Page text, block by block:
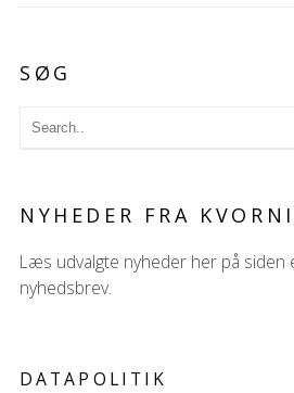
SØG
NYHEDER FRA
Læs udvalgte nyheder her på siden
nyhedsbrev.
DATAPOLITIK